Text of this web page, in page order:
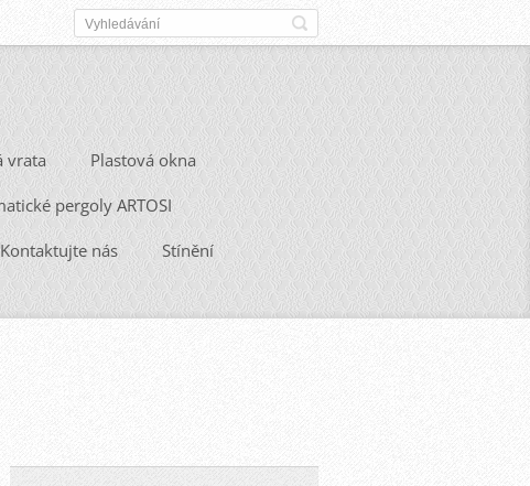
vrata Plastová okna
pergoly ARTOSI
Kontaktujte nás Stínění